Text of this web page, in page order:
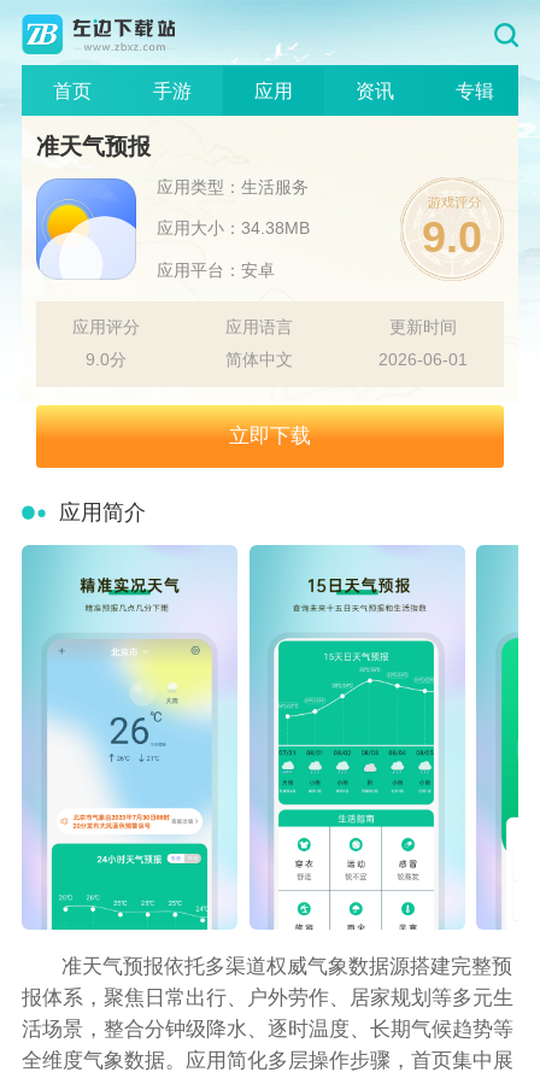
首页 手游 应用 资讯 专辑
准天气预报
应用类型：生活服务
应用大小：34.38MB
应用平台：安卓
9.0
应用评分
9.0分
应用语言
简体中文
更新时间
2026-06-01
立即下载
应用简介
准天气预报依托多渠道权威气象数据源搭建完整预
报体系，聚焦日常出行、户外劳作、居家规划等多元生
活场景，整合分钟级降水、逐时温度、长期气候趋势等
全维度气象数据。应用简化多层操作步骤，首页集中展